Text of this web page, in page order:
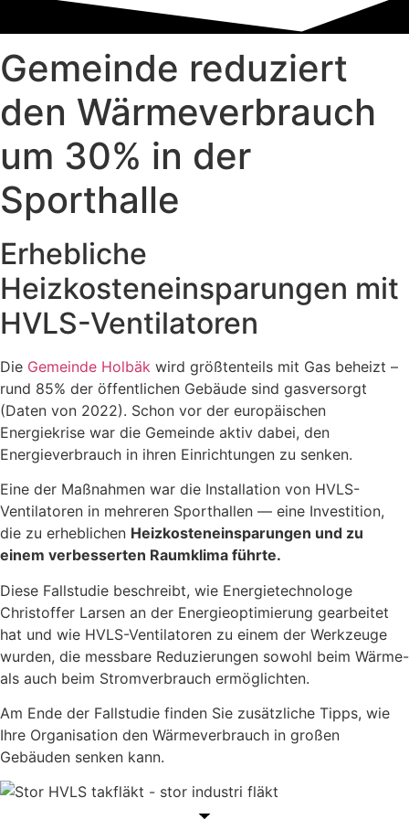
Gemeinde reduziert
den Wärmeverbrauch
um 30% in der
Sporthalle
Erhebliche
Heizkosteneinsparungen mit
HVLS-Ventilatoren
Die Gemeinde Holbäk wird größtenteils mit Gas beheizt –
rund 85% der öffentlichen Gebäude sind gasversorgt
(Daten von 2022). Schon vor der europäischen
Energiekrise war die Gemeinde aktiv dabei, den
Energieverbrauch in ihren Einrichtungen zu senken.
Eine der Maßnahmen war die Installation von HVLS-
Ventilatoren in mehreren Sporthallen — eine Investition,
die zu erheblichen Heizkosteneinsparungen und zu
einem verbesserten Raumklima führte.
Diese Fallstudie beschreibt, wie Energietechnologe
Christoffer Larsen an der Energieoptimierung gearbeitet
hat und wie HVLS-Ventilatoren zu einem der Werkzeuge
wurden, die messbare Reduzierungen sowohl beim Wärme-
als auch beim Stromverbrauch ermöglichten.
Am Ende der Fallstudie finden Sie zusätzliche Tipps, wie
Ihre Organisation den Wärmeverbrauch in großen
Gebäuden senken kann.